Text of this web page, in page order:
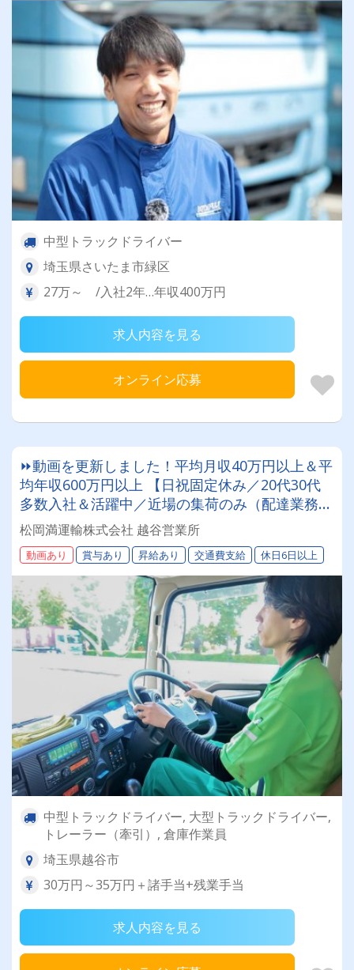
中型トラックドライバー
埼玉県さいたま市緑区
27万～ /入社2年…年収400万円
求人内容を見る
オンライン応募
⏩動画を更新しました！平均月収40万円以上＆平
均年収600万円以上 【日祝固定休み／20代30代
多数入社＆活躍中／近場の集荷のみ（配達業務無
し）】【100周年に向けて】おかげさまで設立77
周年1000人規模の会社で一緒に働きませんか?!ま
つおかまんの未来を担うドライバー積極採用中！
松岡満運輸株式会社 越谷営業所
動画あり 賞与あり 昇給あり 交通費支給 休日6日以上
中型トラックドライバー, 大型トラックドライバー,
トレーラー（牽引）, 倉庫作業員
埼玉県越谷市
30万円～35万円＋諸手当+残業手当
求人内容を見る